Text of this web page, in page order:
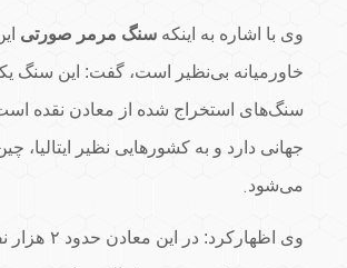
وی با اشاره به اینکه سنگ مرمر صورتی
خاورمیانه بی‌نظیر است، گفت: این سنگ
سنگ‌های استخراج شده از معادن نقده
جهانی دارد و به کشورهایی نظیر ایتالیا،
می‌شود.
وی اظهارکرد: در این معادن حدود ۲ هزار